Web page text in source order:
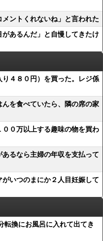
ントくれないね」と言われた
あるんだ」と自慢してきたけ
４８０円）を買った。レジ係
を食べていたら、隣の席の家
０万以上する趣味の物を買わ
るなら主婦の年収を支払って
いつのまにか２人目妊娠して
転換にお風呂に入れて出てき